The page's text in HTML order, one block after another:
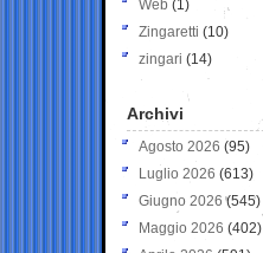
Web (1)
Zingaretti (10)
zingari (14)
Archivi
Agosto 2026 (95)
Luglio 2026 (613)
Giugno 2026 (545)
Maggio 2026 (402)